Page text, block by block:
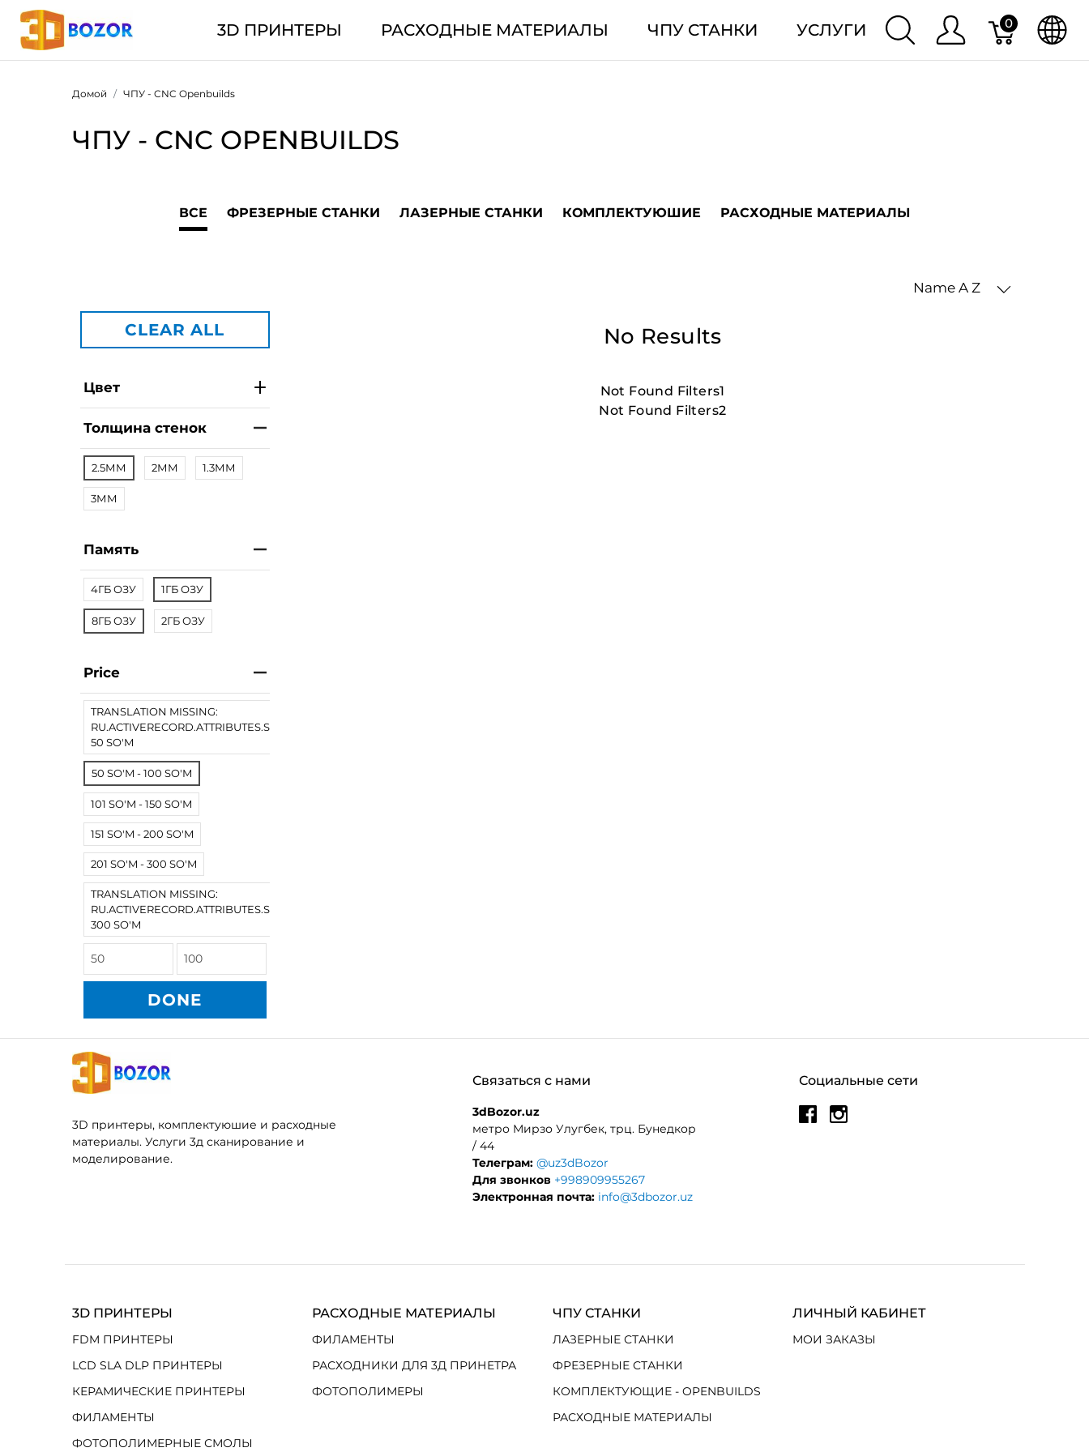
3D ПРИНТЕРЫ РАСХОДНЫЕ МАТЕРИАЛЫ ЧПУ СТАНКИ УСЛУГИ 0
Домой ЧПУ - CNC Openbuilds
ЧПУ - CNC OPENBUILDS
ВСЕ ФРЕЗЕРНЫЕ СТАНКИ ЛАЗЕРНЫЕ СТАНКИ КОМПЛЕКТУЮШИЕ РАСХОДНЫЕ МАТЕРИАЛЫ
Name A Z
CLEAR ALL
Цвет
Толщина стенок
2.5ММ 2ММ 1.3ММ
3ММ
Память
4ГБ ОЗУ 1ГБ ОЗУ
8ГБ ОЗУ 2ГБ ОЗУ
Price
TRANSLATION MISSING:
RU.ACTIVERECORD.ATTRIBUTES.SPREE/PRODUCT.LESS_THAN
50 SO'M
50 SO'M - 100 SO'M
101 SO'M - 150 SO'M
151 SO'M - 200 SO'M
201 SO'M - 300 SO'M
TRANSLATION MISSING:
RU.ACTIVERECORD.ATTRIBUTES.SPREE/PRODUCT.MORE_THAN
300 SO'M
DONE
No Results
Not Found Filters1
Not Found Filters2
3D принтеры, комплектуюшие и расходные
материалы. Услуги 3д сканирование и
моделирование.
Социальные сети
Связаться с нами
3dBozor.uz
метро Мирзо Улугбек, трц. Бунедкор
/ 44
Телеграм: @uz3dBozor
Для звонков +998909955267
Электронная почта: info@3dbozor.uz
3D ПРИНТЕРЫ
FDM ПРИНТЕРЫ
LCD SLA DLP ПРИНТЕРЫ
КЕРАМИЧЕСКИЕ ПРИНТЕРЫ
ФИЛАМЕНТЫ
ФОТОПОЛИМЕРНЫЕ СМОЛЫ
РАСХОДНЫЕ МАТЕРИАЛЫ
ФИЛАМЕНТЫ
РАСХОДНИКИ ДЛЯ 3Д ПРИНЕТРА
ФОТОПОЛИМЕРЫ
ЧПУ СТАНКИ
ЛАЗЕРНЫЕ СТАНКИ
ФРЕЗЕРНЫЕ СТАНКИ
КОМПЛЕКТУЮЩИЕ - OPENBUILDS
РАСХОДНЫЕ МАТЕРИАЛЫ
ЛИЧНЫЙ КАБИНЕТ
МОИ ЗАКАЗЫ